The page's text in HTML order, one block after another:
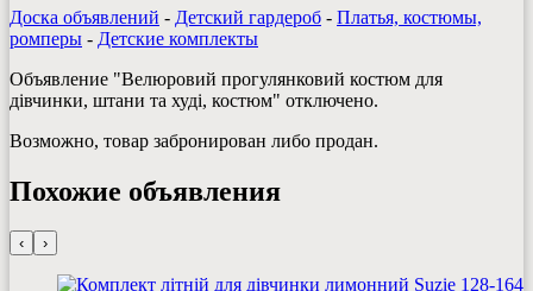
Доска объявлений - Детский гардероб - Платья, костюмы,
ромперы - Детские комплекты
Объявление "Велюровий прогулянковий костюм для
дівчинки, штани та худі, костюм" отключено.
Возможно, товар забронирован либо продан.
Похожие объявления
‹ ›